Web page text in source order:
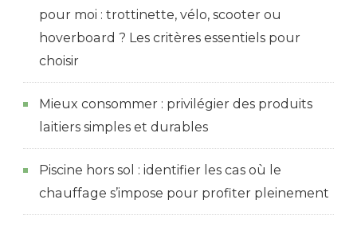
pour moi : trottinette, vélo, scooter ou
hoverboard ? Les critères essentiels pour
choisir
Mieux consommer : privilégier des produits
laitiers simples et durables
Piscine hors sol : identifier les cas où le
chauffage s’impose pour profiter pleinement